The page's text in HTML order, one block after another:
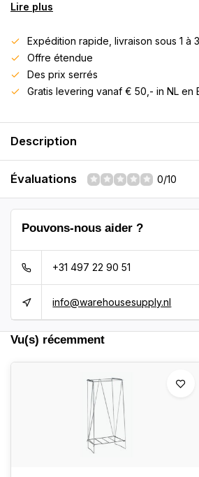
Lire plus
Expédition rapide, livraison sous 1 à
Offre étendue
Des prix serrés
Gratis levering vanaf € 50,- in NL en
Description
Évaluations 0/10
Pouvons-nous aider ?
+31 497 22 90 51
info@warehousesupply.nl
Vu(s) récemment